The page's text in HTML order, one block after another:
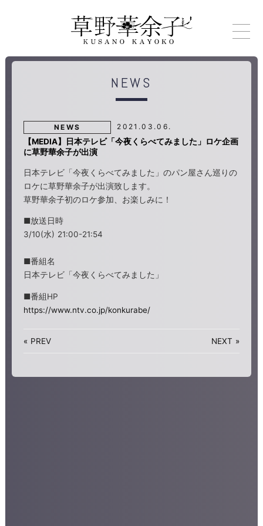
NEWS
NEWS 2021.03.06.
【MEDIA】日本テレビ「今夜くらべてみました」ロケ企画
に草野華余子が出演
日本テレビ「今夜くらべてみました」のパン屋さん巡りの
ロケに草野華余子が出演致します。
草野華余子初のロケ参加、お楽しみに！
■放送日時
3/10(水) 21:00-21:54
■番組名
日本テレビ「今夜くらべてみました」
■番組HP
https://www.ntv.co.jp/konkurabe/
« PREV NEXT »